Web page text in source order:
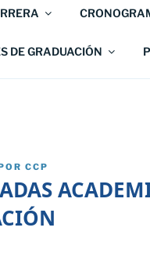
DE GRADUACIÓN
CCP